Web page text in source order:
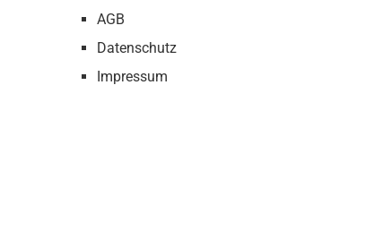
AGB
Datenschutz
Impressum